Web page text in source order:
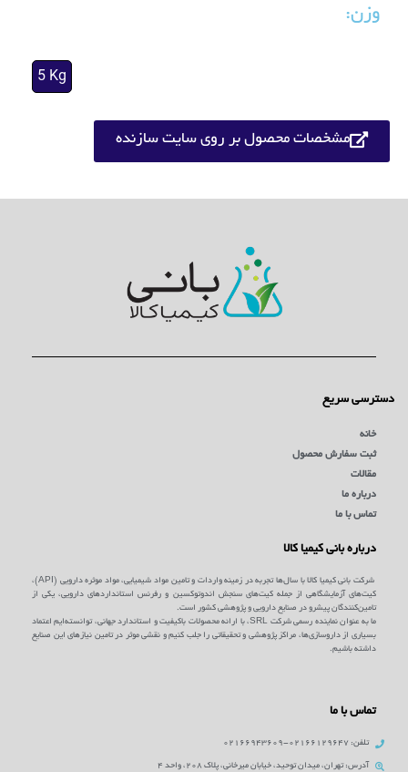
وزن:
5 Kg
مشخصات محصول بر روی سایت سازنده
دسترسی سریع
خانه
ثبت سفارش محصول
مقالات
درباره ما
تماس با ما
درباره بانی کیمیا کالا
شرکت بانی کیمیا کالا با سال‌ها تجربه در زمینه واردات و تامین مواد شیمیایی، مواد موثره دارویی (API)،
کیت‌های آزمایشگاهی از جمله کیت‌های سنجش اندوتوکسین و رفرنس استانداردهای دارویی، یکی از
تامین‌کنندگان پیشرو در صنایع دارویی و پژوهشی کشور است.
ما به عنوان نماینده رسمی شرکت SRL، با ارائه محصولات باکیفیت و استاندارد جهانی، توانسته‌ایم اعتماد
بسیاری از داروسازی‌ها، مراکز پژوهشی و تحقیقاتی را جلب کنیم و نقشی موثر در تامین نیازهای این صنایع
داشته باشیم.
تماس با ما
تلفن: 02166129647-02166943609
آدرس: تهران، میدان توحید، خیابان میرخانی، پلاک 208، واحد 4